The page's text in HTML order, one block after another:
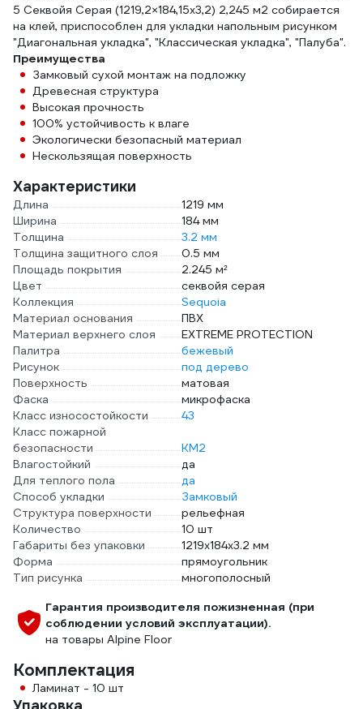
5 Секвойя Серая (1219,2×184,15х3,2) 2,245 м2 собирается
на клей, приспособлен для укладки напольным рисунком
"Диагональная укладка", "Классическая укладка", "Палуба".
Преимущества
Замковый сухой монтаж на подложку
Древесная структура
Высокая прочность
100% устойчивость к влаге
Экологически безопасный материал
Нескользящая поверхность
Характеристики
Длина
1219 мм
Ширина
184 мм
Толщина
3.2 мм
Толщина защитного слоя
0.5 мм
Площадь покрытия
2.245 м²
Цвет
секвойя серая
Коллекция
Sequoia
Материал основания
ПВХ
Материал верхнего слоя
EXTREME PROTECTION
Палитра
бежевый
Рисунок
под дерево
Поверхность
матовая
Фаска
микрофаска
Класс износостойкости
43
Класс пожарной
безопасности
КМ2
Влагостойкий
да
Для теплого пола
да
Способ укладки
Замковый
Структура поверхности
рельефная
Количество
10 шт
Габариты без упаковки
1219х184х3.2 мм
Форма
прямоугольник
Тип рисунка
многополосный
Гарантия производителя пожизненная (при
соблюдении условий эксплуатации).
на товары Alpine Floor
Комплектация
Ламинат - 10 шт